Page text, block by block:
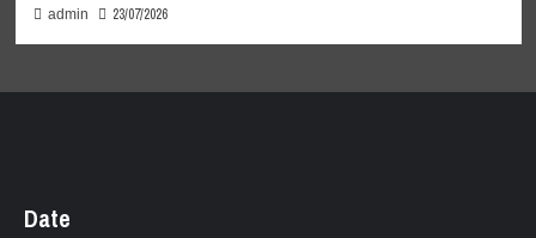
admin 23/07/2026
Date